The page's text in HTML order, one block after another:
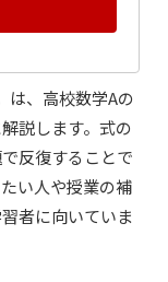
は、高校数学Aの
説します。式の
反復することで
い人や授業の補
者に向いていま